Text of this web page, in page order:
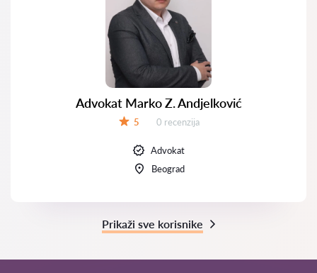
Advokat Marko Z. Andjelković
5 Recenzija:
0 recenzija
Advokat
Beograd
Prikaži sve korisnike